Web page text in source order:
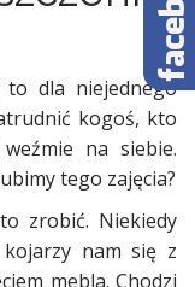
to dla niejednego
kogoś, kto
weźmie na siebie.
tego zajęcia?
zrobić. Niekiedy
kojarzy nam się z
mebla. Chodzi